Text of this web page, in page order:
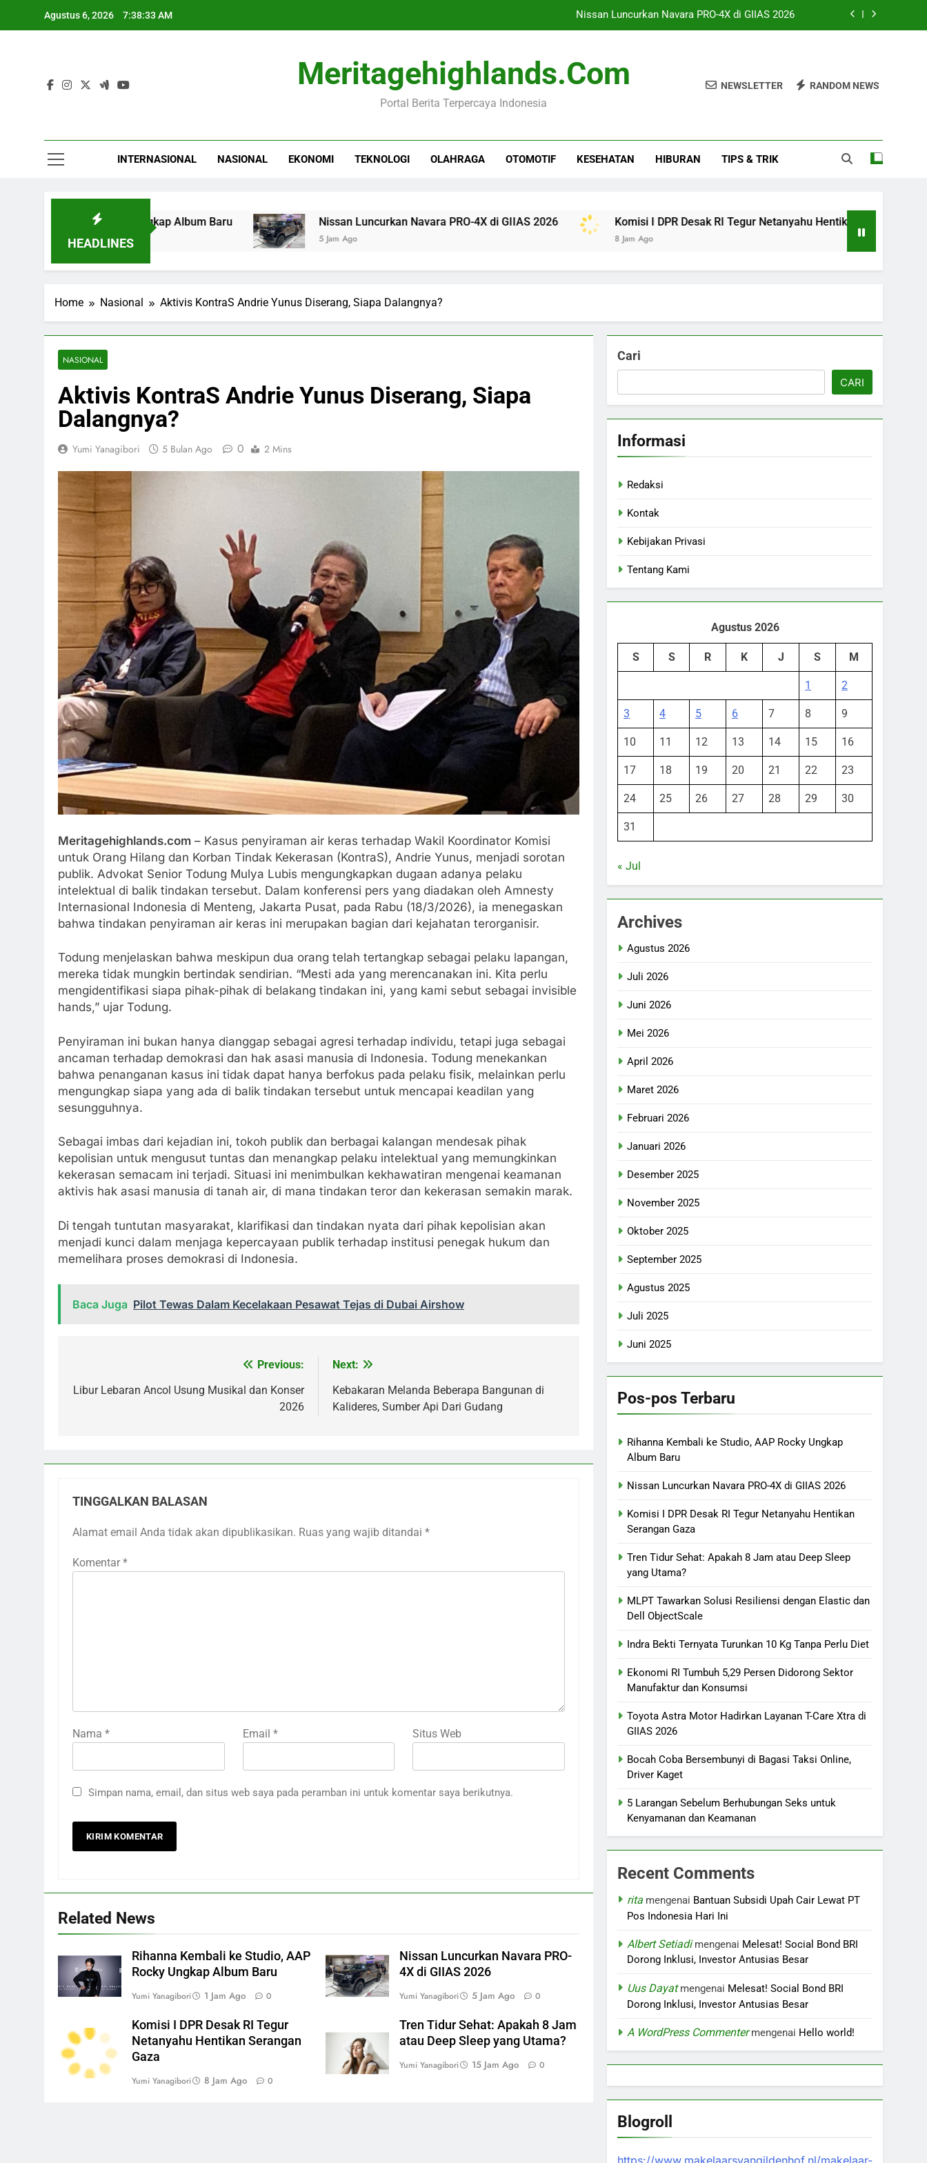
Agustus 6, 2026 7:38:34 AM Nissan Luncurkan Navara PRO-4X di GIIAS 2026
Tren Tidur Sehat: Apakah 8 Jam atau Deep Sleep yang Utama?
Rihanna Kembali ke Studio, AAP Rocky Ungkap Album Baru
Komisi I DPR Desak RI Tegur Netanyahu Hentikan Serangan Gaza
Meritagehighlands.com
Portal Berita Terpercaya Indonesia
NEWSLETTER RANDOM NEWS
INTERNASIONAL NASIONAL EKONOMI TEKNOLOGI OLAHRAGA OTOMOTIF KESEHATAN HIBURAN TIPS & TRIK
HEADLINES
AAP Rocky Ungkap Album Baru Nissan Luncurkan Navara PRO-4X di GIIAS 2026
5 Jam Ago
Komisi I DPR Desak RI Tegur Netanyahu Hentikan Serangan Gaza
8 Jam Ago
Home Nasional Aktivis KontraS Andrie Yunus Diserang, Siapa Dalangnya?
NASIONAL
Aktivis KontraS Andrie Yunus Diserang, Siapa
Dalangnya?
Yumi Yanagibori 5 Bulan Ago 0 2 Mins
Meritagehighlands.com – Kasus penyiraman air keras terhadap Wakil Koordinator Komisi
untuk Orang Hilang dan Korban Tindak Kekerasan (KontraS), Andrie Yunus, menjadi sorotan
publik. Advokat Senior Todung Mulya Lubis mengungkapkan dugaan adanya pelaku
intelektual di balik tindakan tersebut. Dalam konferensi pers yang diadakan oleh Amnesty
Internasional Indonesia di Menteng, Jakarta Pusat, pada Rabu (18/3/2026), ia menegaskan
bahwa tindakan penyiraman air keras ini merupakan bagian dari kejahatan terorganisir.
Todung menjelaskan bahwa meskipun dua orang telah tertangkap sebagai pelaku lapangan,
mereka tidak mungkin bertindak sendirian. “Mesti ada yang merencanakan ini. Kita perlu
mengidentifikasi siapa pihak-pihak di belakang tindakan ini, yang kami sebut sebagai invisible
hands,” ujar Todung.
Penyiraman ini bukan hanya dianggap sebagai agresi terhadap individu, tetapi juga sebagai
ancaman terhadap demokrasi dan hak asasi manusia di Indonesia. Todung menekankan
bahwa penanganan kasus ini tidak dapat hanya berfokus pada pelaku fisik, melainkan perlu
mengungkap siapa yang ada di balik tindakan tersebut untuk mencapai keadilan yang
sesungguhnya.
Sebagai imbas dari kejadian ini, tokoh publik dan berbagai kalangan mendesak pihak
kepolisian untuk mengusut tuntas dan menangkap pelaku intelektual yang memungkinkan
kekerasan semacam ini terjadi. Situasi ini menimbulkan kekhawatiran mengenai keamanan
aktivis hak asasi manusia di tanah air, di mana tindakan teror dan kekerasan semakin marak.
Di tengah tuntutan masyarakat, klarifikasi dan tindakan nyata dari pihak kepolisian akan
menjadi kunci dalam menjaga kepercayaan publik terhadap institusi penegak hukum dan
memelihara proses demokrasi di Indonesia.
Baca Juga Pilot Tewas Dalam Kecelakaan Pesawat Tejas di Dubai Airshow
pos
Previous:
Libur Lebaran Ancol Usung Musikal dan Konser
2026
Next:
Kebakaran Melanda Beberapa Bangunan di
Kalideres, Sumber Api Dari Gudang
TINGGALKAN BALASAN
Alamat email Anda tidak akan dipublikasikan. Ruas yang wajib ditandai *
Komentar *
Nama * Email * Situs Web
Simpan nama, email, dan situs web saya pada peramban ini untuk komentar saya berikutnya.
Related News
Rihanna Kembali ke Studio, AAP
Rocky Ungkap Album Baru
Yumi Yanagibori 1 Jam Ago 0
Nissan Luncurkan Navara PRO-
4X di GIIAS 2026
Yumi Yanagibori 5 Jam Ago 0
Komisi I DPR Desak RI Tegur
Netanyahu Hentikan Serangan
Gaza
Yumi Yanagibori 8 Jam Ago 0
Tren Tidur Sehat: Apakah 8 Jam
atau Deep Sleep yang Utama?
Yumi Yanagibori 15 Jam Ago 0
Cari
CARI
Informasi
Redaksi
Kontak
Kebijakan Privasi
Tentang Kami
Agustus 2026
S S R K J S M
1 2
3 4 5 6 7 8 9
10 11 12 13 14 15 16
17 18 19 20 21 22 23
24 25 26 27 28 29 30
31
« Jul
Archives
Agustus 2026
Juli 2026
Juni 2026
Mei 2026
April 2026
Maret 2026
Februari 2026
Januari 2026
Desember 2025
November 2025
Oktober 2025
September 2025
Agustus 2025
Juli 2025
Juni 2025
Pos-pos Terbaru
Rihanna Kembali ke Studio, AAP Rocky Ungkap
Album Baru
Nissan Luncurkan Navara PRO-4X di GIIAS 2026
Komisi I DPR Desak RI Tegur Netanyahu Hentikan
Serangan Gaza
Tren Tidur Sehat: Apakah 8 Jam atau Deep Sleep
yang Utama?
MLPT Tawarkan Solusi Resiliensi dengan Elastic dan
Dell ObjectScale
Indra Bekti Ternyata Turunkan 10 Kg Tanpa Perlu Diet
Ekonomi RI Tumbuh 5,29 Persen Didorong Sektor
Manufaktur dan Konsumsi
Toyota Astra Motor Hadirkan Layanan T-Care Xtra di
GIIAS 2026
Bocah Coba Bersembunyi di Bagasi Taksi Online,
Driver Kaget
5 Larangan Sebelum Berhubungan Seks untuk
Kenyamanan dan Keamanan
Recent Comments
rita mengenai Bantuan Subsidi Upah Cair Lewat PT
Pos Indonesia Hari Ini
Albert Setiadimengenai Melesat! Social Bond BRI
Dorong Inklusi, Investor Antusias Besar
Uus Dayatmengenai Melesat! Social Bond BRI
Dorong Inklusi, Investor Antusias Besar
A WordPress Commentermengenai Hello world!
Blogroll
https://www.makelaarsvangildenhof.nl/makelaar-